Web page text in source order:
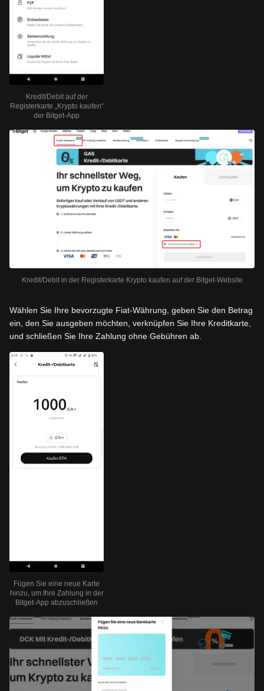
Kredit/Debit auf der
Registerkarte „Krypto kaufen“
der Bitget-App
Kredit/Debit in der Registerkarte Krypto kaufen auf der Bitget-Website
Wählen Sie Ihre bevorzugte Fiat-Währung, geben Sie den Betrag
ein, den Sie ausgeben möchten, verknüpfen Sie Ihre Kreditkarte,
und schließen Sie Ihre Zahlung ohne Gebühren ab.
Fügen Sie eine neue Karte
hinzu, um Ihre Zahlung in der
Bitget-App abzuschließen